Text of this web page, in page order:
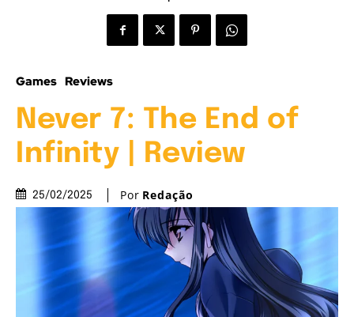
Games Reviews
Never 7: The End of
Infinity | Review
25/02/2025 Por Redação